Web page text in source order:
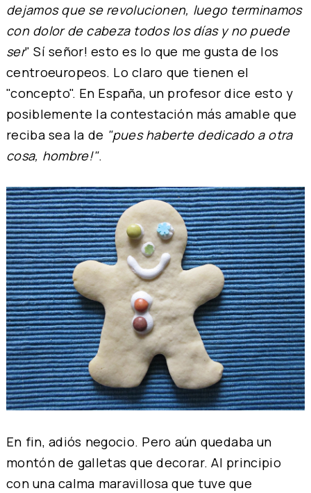
dejamos que se revolucionen, luego terminamos
con dolor de cabeza todos los días y no puede
ser" Sí señor! esto es lo que me gusta de los
centroeuropeos. Lo claro que tienen el
"concepto". En España, un profesor dice esto y
posiblemente la contestación más amable que
reciba sea la de "pues haberte dedicado a otra
cosa, hombre!".
En fin, adiós negocio. Pero aún quedaba un
montón de galletas que decorar. Al principio
con una calma maravillosa que tuve que